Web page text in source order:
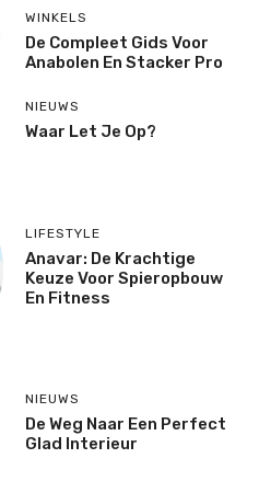
WINKELS
De Compleet Gids Voor
Anabolen En Stacker Pro
NIEUWS
Waar Let Je Op?
LIFESTYLE
Anavar: De Krachtige
Keuze Voor Spieropbouw
En Fitness
NIEUWS
De Weg Naar Een Perfect
Glad Interieur